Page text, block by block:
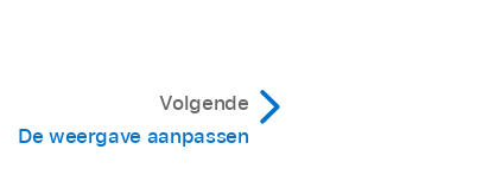
Volgende
De weergave aanpassen